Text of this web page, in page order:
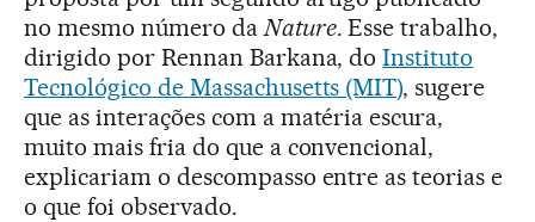
no mesmo número da Nature. Esse trabalho,
dirigido por Rennan Barkana, doInstituto
Tecnológico de Massachusetts (MIT), sugere
que as interações com a matéria escura,
muito mais fria do que a convencional,
explicariam o descompasso entre as teorias e
o que foi observado.